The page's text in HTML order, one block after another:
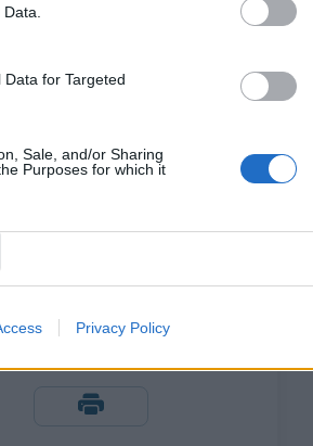
for Targeted
Sale, and/or Sharing
Purposes for which it
Privacy Policy
του Ισραήλ, σε
την ευθύνη για
Αβίβ.